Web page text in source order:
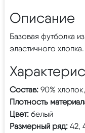
Описание
Базовая футболка
эластичного хлопка.
Состав: 90%
Плотность
Цвет: белый
Размерный ряд: 42,